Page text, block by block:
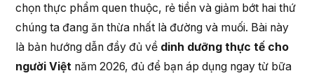
chọn thực phẩm quen thuộc, rẻ tiền và giảm bớt hai thứ
chúng ta đang ăn thừa nhất là đường và muối. Bài này
là bản hướng dẫn đầy đủ về dinh dưỡng thực tế cho
người Việt năm 2026, đủ để bạn áp dụng ngay từ bữa